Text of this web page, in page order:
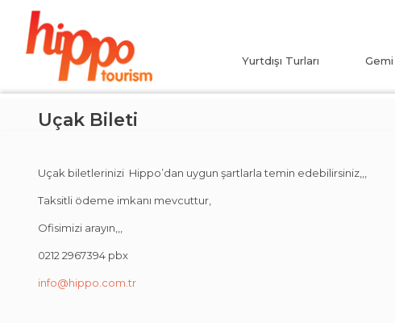
Yurtdışı Turları
Uçak Bileti
Uçak biletlerinizi Hippo’dan uygun şartlarla temin edebilirsiniz,,,
Taksitli ödeme imkanı mevcuttur,
Ofisimizi arayın,,,
0212 2967394 pbx
info@hippo.com.tr